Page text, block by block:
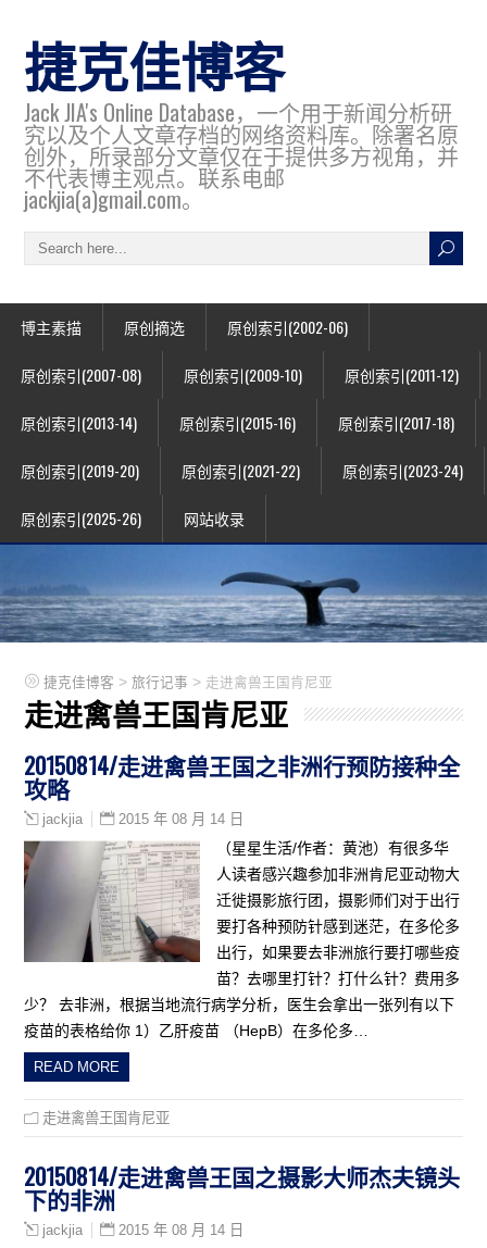
捷克佳博客
Jack JIA's Online Database，一个用于新闻分析研
究以及个人文章存档的网络资料库。除署名原
创外，所录部分文章仅在于提供多方视角，并
不代表博主观点。联系电邮
jackjia(a)gmail.com。
博主素描 原创摘选 原创索引(2002-06)
原创索引(2007-08) 原创索引(2009-10) 原创索引(2011-12)
原创索引(2013-14) 原创索引(2015-16) 原创索引(2017-18)
原创索引(2019-20) 原创索引(2021-22) 原创索引(2023-24)
原创索引(2025-26) 网站收录
捷克佳博客 >旅行记事 > 走进禽兽王国肯尼亚
走进禽兽王国肯尼亚
20150814/走进禽兽王国之非洲行预防接种全
攻略
jackjia 2015 年 08 月 14 日
（星星生活/作者：黄池）有很多华
人读者感兴趣参加非洲肯尼亚动物大
迁徙摄影旅行团，摄影师们对于出行
要打各种预防针感到迷茫，在多伦多
出行，如果要去非洲旅行要打哪些疫
苗？去哪里打针？打什么针？费用多
少？ 去非洲，根据当地流行病学分析，医生会拿出一张列有以下
疫苗的表格给你 1）乙肝疫苗 （HepB）在多伦多…
READ MORE
走进禽兽王国肯尼亚
20150814/走进禽兽王国之摄影大师杰夫镜头
下的非洲
jackjia 2015 年 08 月 14 日